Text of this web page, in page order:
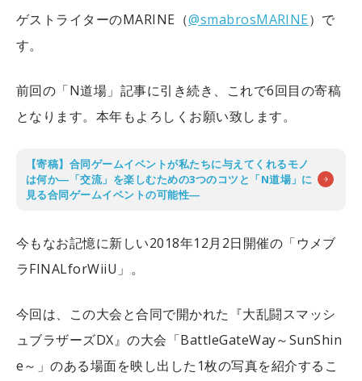
ゲストライターのMARINE（@smabrosMARINE）で
す。
前回の「N道場」記事に引き続き、これで6回目の寄稿
となります。本年もよろしくお願い致します。
【寄稿】合同ゲームイベントが私たちに与えてくれるモノ
は何か―「交流」を楽しむための3つのコツと「N道場」に
見る合同ゲームイベントの可能性―
今もなお記憶に新しい2018年12月2日開催の「ウメブ
ラFINALforWiiU」。
今回は、この大会と合同で開かれた『大乱闘スマッシ
ュブラザーズDX』の大会「BattleGateWay～SunShin
e～」のある場面を映し出した1枚の写真を紹介するこ